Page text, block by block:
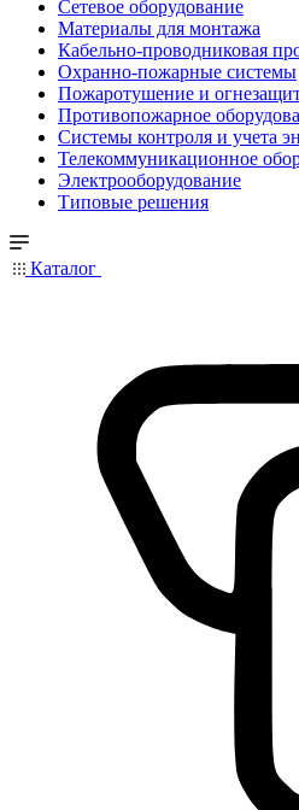
Сетевое оборудование
Материалы для монтажа
Кабельно-проводниковая
Охранно-пожарные системы
Пожаротушение и
Противопожарное
Системы контроля и учета
Телекоммуникационное
Электрооборудование
Типовые решения
Каталог